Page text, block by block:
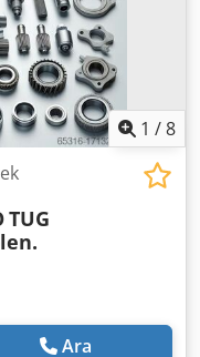
1 /8
TUG
Ara